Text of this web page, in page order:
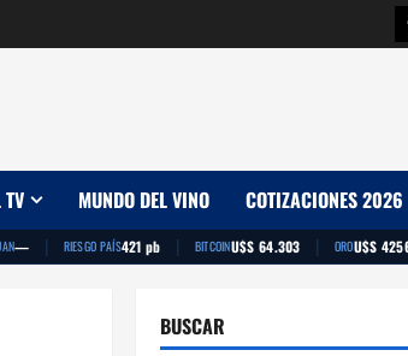
MUNDO DEL VINO COTIZACIONES 2026
— | RIESGO PAÍS421 pb | BITCOINU$S 64.303 | OROU$S
BUSCAR